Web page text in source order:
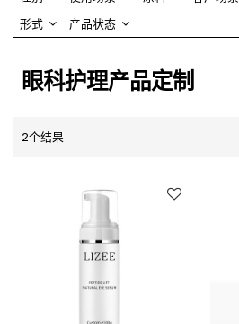
形式
产品状态
眼科护理产品定制
2个结果